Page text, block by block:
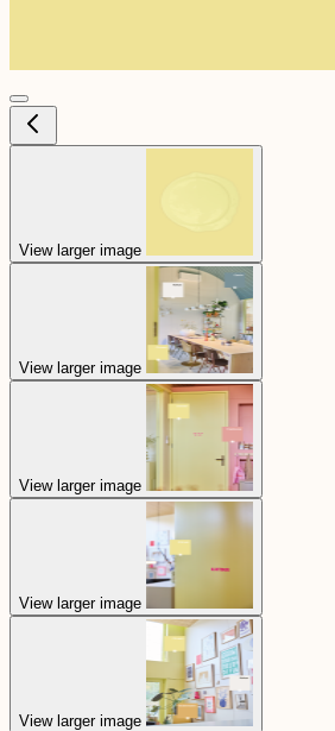
View larger image
View larger image
View larger image
View larger image
View larger image